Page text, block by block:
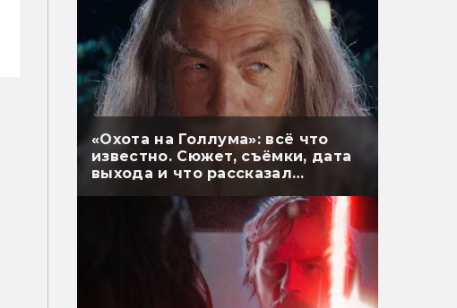
«Охота на Голлума»: всё что
известно. Сюжет, съёмки, дата
выхода и что рассказал